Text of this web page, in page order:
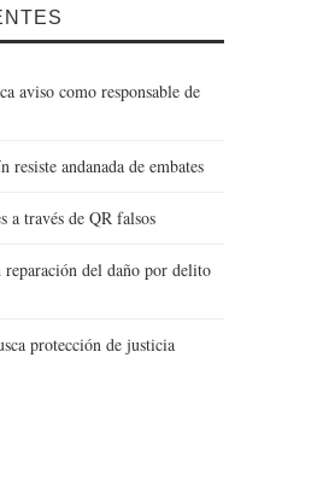
aviso como responsable de
andanada de embates
a través de QR falsos
del daño por delito
protección de justicia